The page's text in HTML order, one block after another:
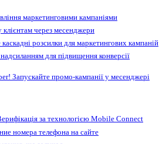
маркетинговими кампаніями
клієнтам через месенджери
розсилки для маркетингових кампаній
для підвищення конверсії
Запускайте промо-кампанії у месенджері
за технологією Mobile Connect
номера телефона на сайте